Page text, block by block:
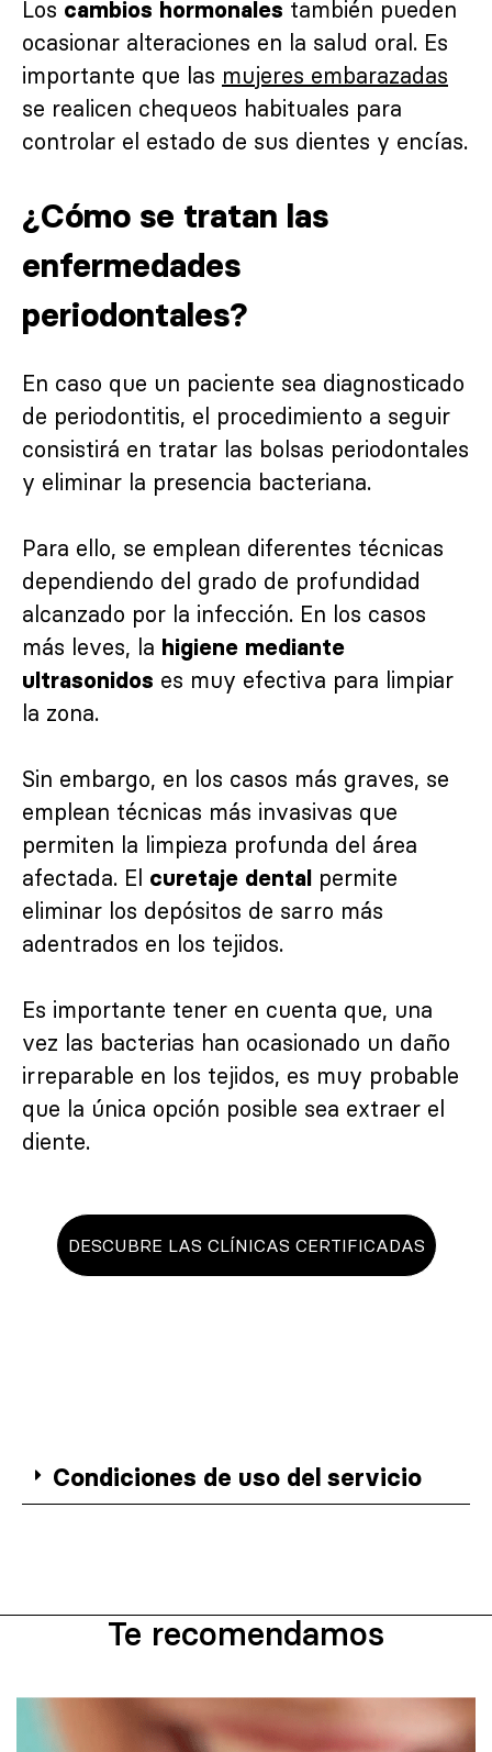
Los cambios hormonales también pueden
ocasionar alteraciones en la salud oral. Es
importante que las mujeres embarazadas
se realicen chequeos habituales para
controlar el estado de sus dientes y encías.
¿Cómo se tratan las
enfermedades
periodontales?
En caso que un paciente sea diagnosticado
de periodontitis, el procedimiento a seguir
consistirá en tratar las bolsas periodontales
y eliminar la presencia bacteriana.
Para ello, se emplean diferentes técnicas
dependiendo del grado de profundidad
alcanzado por la infección. En los casos
más leves, la higiene mediante
ultrasonidos es muy efectiva para limpiar
la zona.
Sin embargo, en los casos más graves, se
emplean técnicas más invasivas que
permiten la limpieza profunda del área
afectada. El curetaje dental permite
eliminar los depósitos de sarro más
adentrados en los tejidos.
Es importante tener en cuenta que, una
vez las bacterias han ocasionado un daño
irreparable en los tejidos, es muy probable
que la única opción posible sea extraer el
diente.
DESCUBRE LAS CLÍNICAS CERTIFICADAS
Condiciones de uso del servicio
Te recomendamos